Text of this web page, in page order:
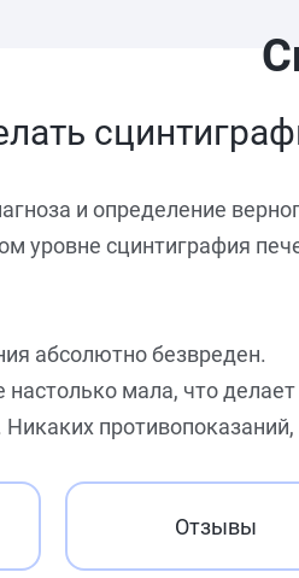
и определение
уровне сцинтиграфия
абсолютно безвреден.
настолько мала, что
Отзывы